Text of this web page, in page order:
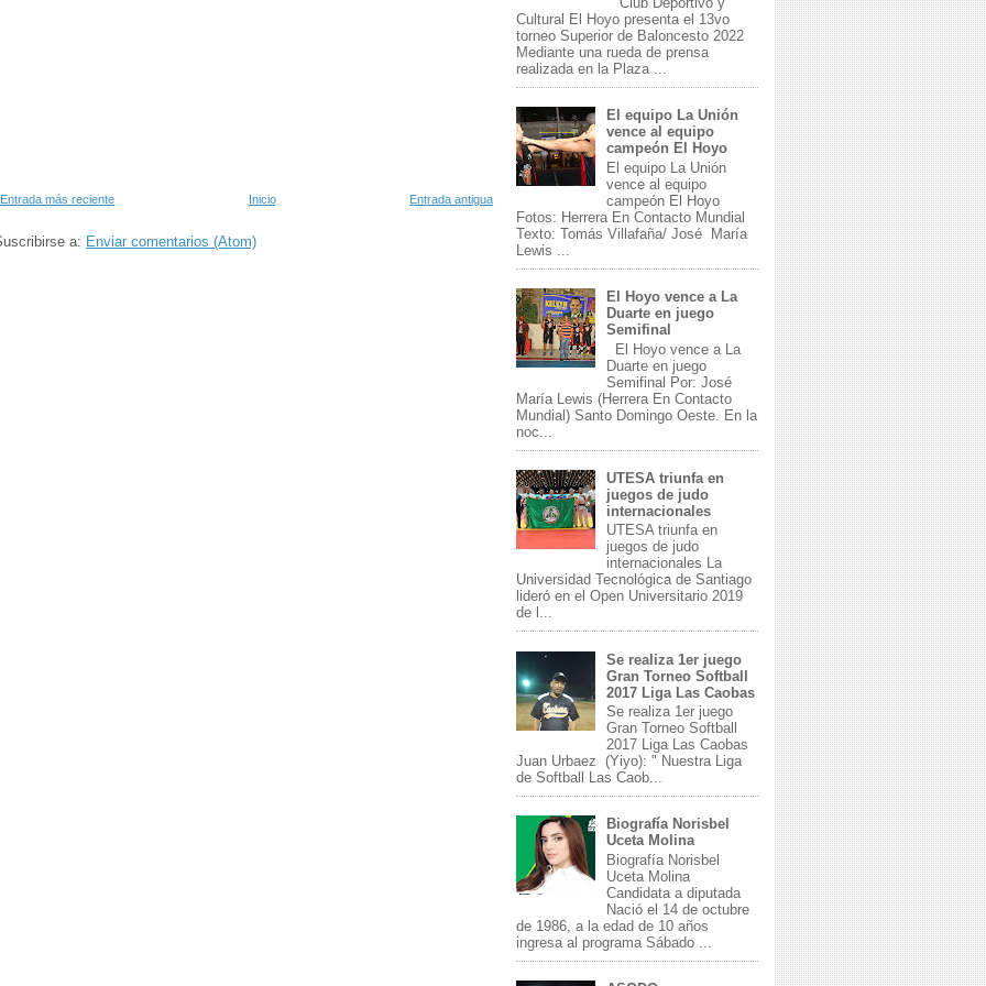
Entrada más reciente Entrada antigua
Inicio
a: Enviar comentarios (Atom)
Cultural El Hoyo presenta el 13vo
torneo Superior de Baloncesto 2022
Mediante una rueda de prensa
realizada en la Plaza ...
El equipo La Unión
vence al equipo
campeón El Hoyo
El equipo La Unión
vence al equipo
campeón El Hoyo
Fotos: Herrera En Contacto Mundial
Texto: Tomás Villafaña/ José María
Lewis ...
El Hoyo vence a La
Duarte en juego
Semifinal
El Hoyo vence a La
Duarte en juego
Semifinal Por: José
María Lewis (Herrera En Contacto
Mundial) Santo Domingo Oeste. En la
noc...
UTESA triunfa en
juegos de judo
internacionales
UTESA triunfa en
juegos de judo
internacionales La
Universidad Tecnológica de Santiago
lideró en el Open Universitario 2019
de l...
Se realiza 1er juego
Gran Torneo Softball
2017 Liga Las Caobas
Se realiza 1er juego
Gran Torneo Softball
2017 Liga Las Caobas
Juan Urbaez (Yiyo): " Nuestra Liga
de Softball Las Caob...
Biografía Norisbel
Uceta Molina
Biografía Norisbel
Uceta Molina
Candidata a diputada
Nació el 14 de octubre
de 1986, a la edad de 10 años
ingresa al programa Sábado ...